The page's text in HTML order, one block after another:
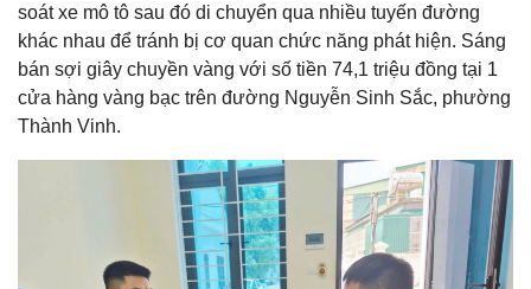
soát xe mô tô sau đó di chuyển qua nhiều tuyến đường
khác nhau để tránh bị cơ quan chức năng phát hiện. Sáng
bán sợi giây chuyền vàng với số tiền 74,1 triệu đồng tại 1
cửa hàng vàng bạc trên đường Nguyễn Sinh Sắc, phường
Thành Vinh.